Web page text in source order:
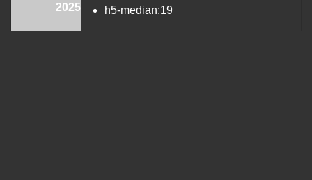
2025
h5-median:19